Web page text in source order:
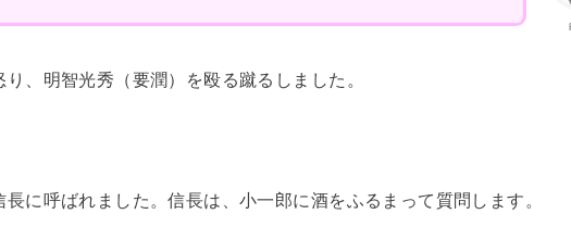
、明智光秀（要潤）を殴る蹴るしました。
に呼ばれました。信長は、小一郎に酒をふるまって質問します。